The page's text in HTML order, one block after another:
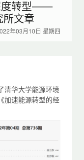
度转型——
所文章
年03月10日 星期四
清华大学能源环境
加速能源转型的经